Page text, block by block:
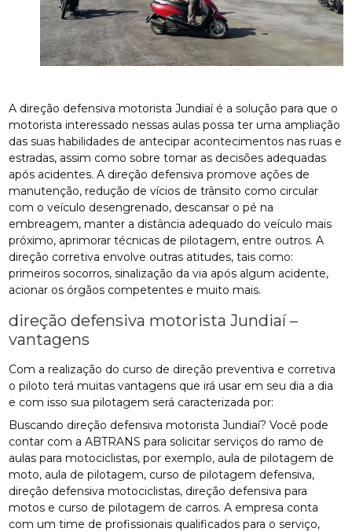
A direção defensiva motorista Jundiaí é a solução para que o
motorista interessado nessas aulas possa ter uma ampliação
das suas habilidades de antecipar acontecimentos nas ruas e
estradas, assim como sobre tomar as decisões adequadas
após acidentes. A direção defensiva promove ações de
manutenção, redução de vícios de trânsito como circular
com o veículo desengrenado, descansar o pé na
embreagem, manter a distância adequado do veículo mais
próximo, aprimorar técnicas de pilotagem, entre outros. A
direção corretiva envolve outras atitudes, tais como:
primeiros socorros, sinalização da via após algum acidente,
acionar os órgãos competentes e muito mais.
direção defensiva motorista Jundiaí –
vantagens
Com a realização do curso de direção preventiva e corretiva
o piloto terá muitas vantagens que irá usar em seu dia a dia
e com isso sua pilotagem será caracterizada por:
Buscando direção defensiva motorista Jundiaí? Você pode
contar com a ABTRANS para solicitar serviços do ramo de
aulas para motociclistas, por exemplo, aula de pilotagem de
moto, aula de pilotagem, curso de pilotagem defensiva,
direção defensiva motociclistas, direção defensiva para
motos e curso de pilotagem de carros. A empresa conta
com um time de profissionais qualificados para o serviço,